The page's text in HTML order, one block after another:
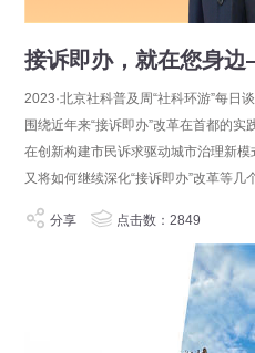
2023·北京社科普及周“社科环游”每
围绕近年来“接诉即办”改革在首都的实
在创新构建市民诉求驱动城市治理新
又将如何继续深化“接诉即办”改革等几
分享 点击数：2849